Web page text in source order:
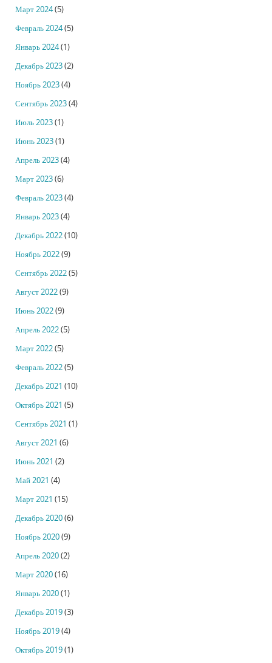
Март 2024(5)
Февраль 2024(5)
Январь 2024(1)
Декабрь 2023(2)
Ноябрь 2023(4)
Сентябрь 2023(4)
Июль 2023(1)
Июнь 2023(1)
Апрель 2023(4)
Март 2023(6)
Февраль 2023(4)
Январь 2023(4)
Декабрь 2022(10)
Ноябрь 2022(9)
Сентябрь 2022(5)
Август 2022(9)
Июнь 2022(9)
Апрель 2022(5)
Март 2022(5)
Февраль 2022(5)
Декабрь 2021 (10)
Октябрь 2021 (5)
Сентябрь 2021 (1)
Август 2021 (6)
Июнь 2021 (2)
Май 2021 (4)
Март 2021 (15)
Декабрь 2020(6)
Ноябрь 2020(9)
Апрель 2020(2)
Март 2020(16)
Январь 2020(1)
Декабрь 2019(3)
Ноябрь 2019(4)
Октябрь 2019(1)